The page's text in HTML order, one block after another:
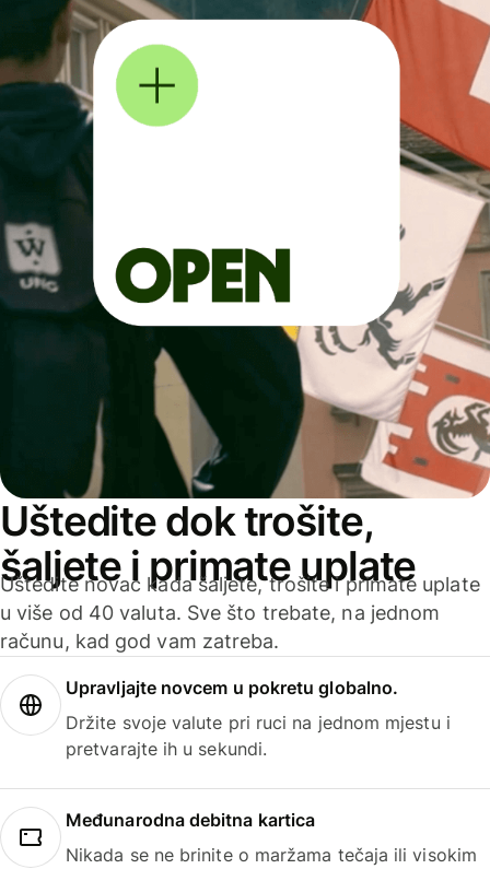
Uštedite dok trošite,
šaljete i primate uplate
Uštedite novac kada šaljete, trošite i primate uplate
u više od 40 valuta. Sve što trebate, na jednom
računu, kad god vam zatreba.
Upravljajte novcem u pokretu globalno.
Držite svoje valute pri ruci na jednom mjestu i
pretvarajte ih u sekundi.
Međunarodna debitna kartica
Nikada se ne brinite o maržama tečaja ili visokim